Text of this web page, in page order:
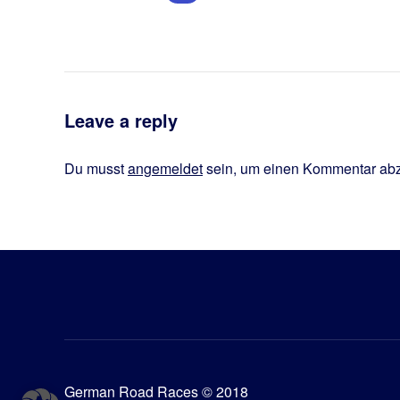
Leave a reply
Du musstangemeldetsein, um einen Kommentar
German Road Races © 2018